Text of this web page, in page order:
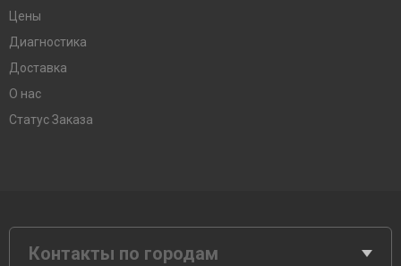
Цены
Диагностика
Доставка
О нас
Статус Заказа
Контакты по городам